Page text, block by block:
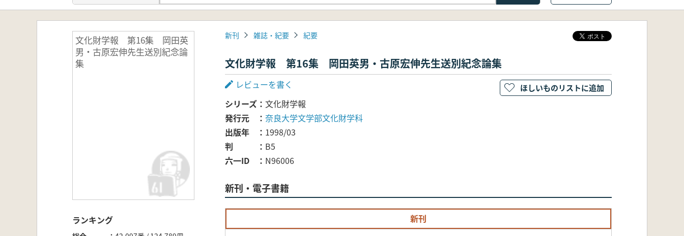
文化財学報 第16集 岡田英
男・古原宏伸先生送別紀念論
集
ランキング
新刊 雑誌・紀要 紀要
文化財学報 第16集 岡田英男・古原宏伸先生送別紀念論集
レビューを書く
シリーズ
文化財学報
発行元
奈良大学文学部文化財学科
出版年
1998/03
判
B5
六一ID
N96006
新刊・電子書籍
新刊
ほしいものリストに追加